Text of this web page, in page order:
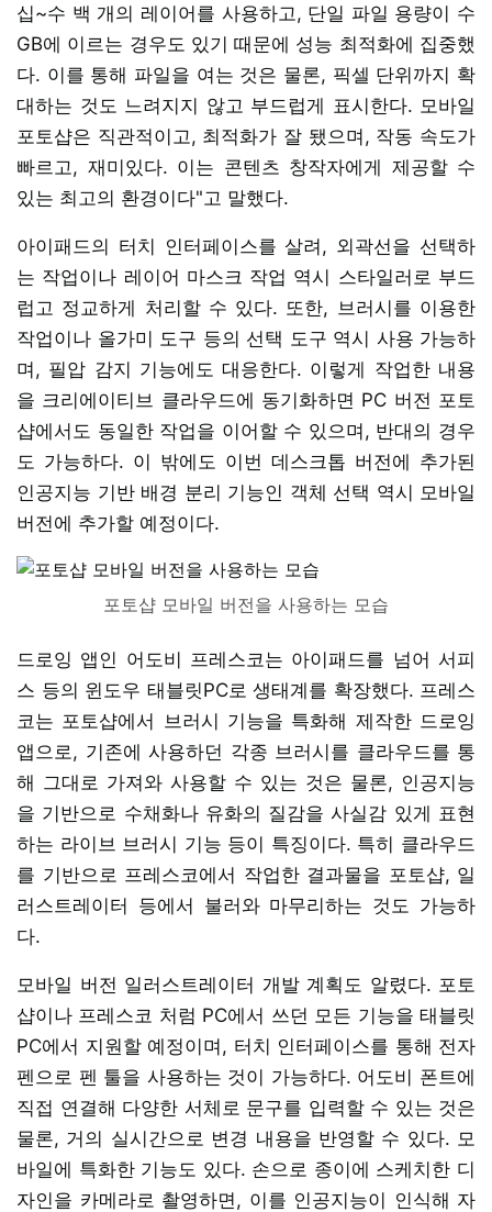
십~수 백 개의 레이어를 사용하고, 단일 파일 용량이 수
GB에 이르는 경우도 있기 때문에 성능 최적화에 집중했
다. 이를 통해 파일을 여는 것은 물론, 픽셀 단위까지 확
대하는 것도 느려지지 않고 부드럽게 표시한다. 모바일
포토샵은 직관적이고, 최적화가 잘 됐으며, 작동 속도가
빠르고, 재미있다. 이는 콘텐츠 창작자에게 제공할 수
있는 최고의 환경이다"고 말했다.
아이패드의 터치 인터페이스를 살려, 외곽선을 선택하
는 작업이나 레이어 마스크 작업 역시 스타일러로 부드
럽고 정교하게 처리할 수 있다. 또한, 브러시를 이용한
작업이나 올가미 도구 등의 선택 도구 역시 사용 가능하
며, 필압 감지 기능에도 대응한다. 이렇게 작업한 내용
을 크리에이티브 클라우드에 동기화하면 PC 버전 포토
샵에서도 동일한 작업을 이어할 수 있으며, 반대의 경우
도 가능하다. 이 밖에도 이번 데스크톱 버전에 추가된
인공지능 기반 배경 분리 기능인 객체 선택 역시 모바일
버전에 추가할 예정이다.
포토샵 모바일 버전을 사용하는 모습
드로잉 앱인 어도비 프레스코는 아이패드를 넘어 서피
스 등의 윈도우 태블릿PC로 생태계를 확장했다. 프레스
코는 포토샵에서 브러시 기능을 특화해 제작한 드로잉
앱으로, 기존에 사용하던 각종 브러시를 클라우드를 통
해 그대로 가져와 사용할 수 있는 것은 물론, 인공지능
을 기반으로 수채화나 유화의 질감을 사실감 있게 표현
하는 라이브 브러시 기능 등이 특징이다. 특히 클라우드
를 기반으로 프레스코에서 작업한 결과물을 포토샵, 일
러스트레이터 등에서 불러와 마무리하는 것도 가능하
다.
모바일 버전 일러스트레이터 개발 계획도 알렸다. 포토
샵이나 프레스코 처럼 PC에서 쓰던 모든 기능을 태블릿
PC에서 지원할 예정이며, 터치 인터페이스를 통해 전자
펜으로 펜 툴을 사용하는 것이 가능하다. 어도비 폰트에
직접 연결해 다양한 서체로 문구를 입력할 수 있는 것은
물론, 거의 실시간으로 변경 내용을 반영할 수 있다. 모
바일에 특화한 기능도 있다. 손으로 종이에 스케치한 디
자인을 카메라로 촬영하면, 이를 인공지능이 인식해 자